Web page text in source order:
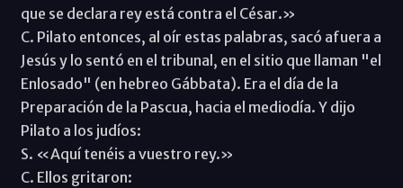
que se declara rey está contra el César.»
C. Pilato entonces, al oír estas palabras, sacó afuera a
Jesús y lo sentó en el tribunal, en el sitio que llaman "el
Enlosado" (en hebreo Gábbata). Era el día de la
Preparación de la Pascua, hacia el mediodía. Y dijo
Pilato a los judíos:
S. «Aquí tenéis a vuestro rey.»
C. Ellos gritaron: